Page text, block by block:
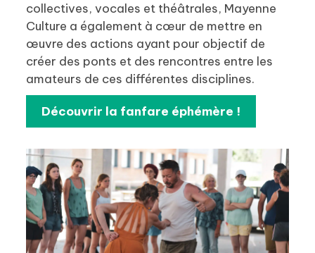
collectives, vocales et théâtrales, Mayenne
Culture a également à cœur de mettre en
œuvre des actions ayant pour objectif de
créer des ponts et des rencontres entre les
amateurs de ces différentes disciplines.
Découvrir la fanfare éphémère !